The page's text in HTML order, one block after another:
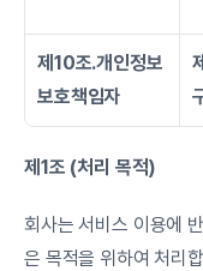
제10조.개인정보
보호책임자
제1조 (처리 목적)
회사는 서비스 이용에
은 목적을 위하여 처리